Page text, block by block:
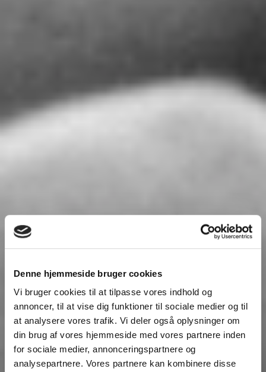
Denne hjemmeside bruger cookies
Vi bruger cookies til at tilpasse vores indhold og
annoncer, til at vise dig funktioner til sociale medier og til
at analysere vores trafik. Vi deler også oplysninger om
din brug af vores hjemmeside med vores partnere inden
for sociale medier, annonceringspartnere og
analysepartnere. Vores partnere kan kombinere disse